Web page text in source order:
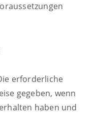
erforderliche
gegeben, wenn
haben und